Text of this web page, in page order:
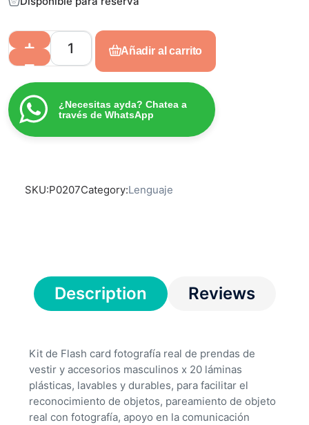
Añadir al carrito
¿Necesitas ayda? Chatea a
través de WhatsApp
SKU:P0207Category:Lenguaje
Description Reviews
Kit de Flash card fotografía real de prendas de
vestir y accesorios masculinos x 20 láminas
plásticas, lavables y durables, para facilitar el
reconocimiento de objetos, pareamiento de objeto
real con fotografía, apoyo en la comunicación